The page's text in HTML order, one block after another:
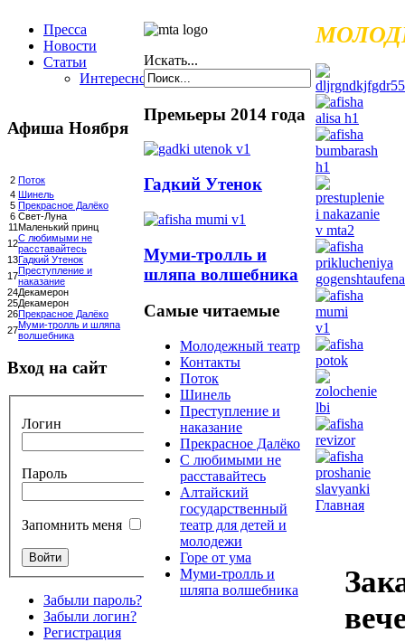
Пресса
Новости
Статьи
Интересное
Афиша Ноября
2 Поток
4 Шинель
5 Прекрасное Далёко
6 Свет-Луна
11Маленький принц
12С любимыми не
расставайтесь
13Гадкий Утенок
17Преступление и
наказание
24Декамерон
25Декамерон
26Прекрасное Далёко
27Муми-тролль и шляпа
волшебника
Вход на сайт
Логин
Пароль
Запомнить меня
Забыли пароль?
Забыли логин?
Регистрация
Искать...
Премьеры 2014 года
Гадкий Утенок
Муми-тролль и
шляпа волшебника
Самые читаемые
Молодежный театр
Контакты
Поток
Шинель
Преступление и
наказание
Прекрасное Далёко
С любимыми не
расставайтесь
Алтайский
государственный
театр для детей и
молодежи
Горе от ума
Муми-тролль и
шляпа волшебника
Главная